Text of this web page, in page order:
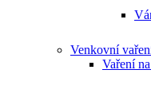
Venkovní
Vaření